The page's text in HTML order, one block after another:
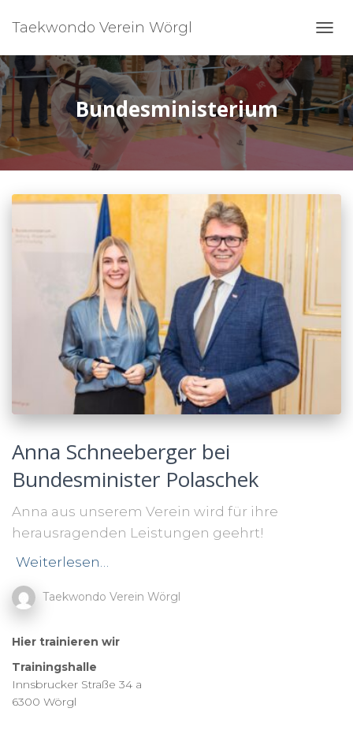
Taekwondo Verein Wörgl
Bundesministerium
Anna Schneeberger bei
Bundesminister Polaschek
Anna aus unserem Verein wird für ihre
herausragenden Leistungen geehrt!
Weiterlesen…
Taekwondo Verein Wörgl
Hier trainieren wir
Trainingshalle
Innsbrucker Straße 34 a
6300 Wörgl